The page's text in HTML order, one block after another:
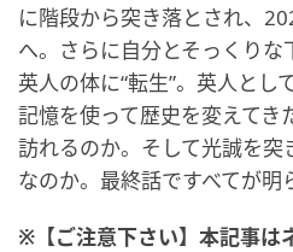
に階段から突き落とされ、
へ。さらに自分とそっくり
英人の体に“転生”。英人とし
記憶を使って歴史を変えてき
訪れるのか。そして光誠を
なのか。最終話ですべてが明
※【ご注意下さい】本記事は